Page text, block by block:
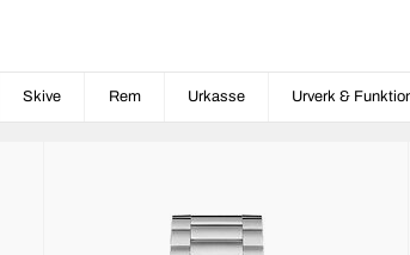
Skive Rem Urkasse Urverk &